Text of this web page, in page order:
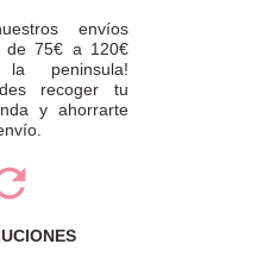
envíos
de 75€ a 120€
peninsula!
recoger tu
y ahorrarte